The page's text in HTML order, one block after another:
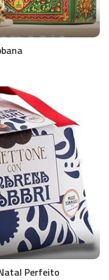
Perfeito